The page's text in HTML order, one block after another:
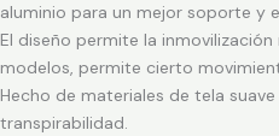
aluminio para un mejor soporte y
El diseño permite la
modelos, permite cierto
Hecho de materiales de tela
transpirabilidad.